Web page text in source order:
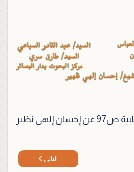
المقال التالي: عدة
التالي